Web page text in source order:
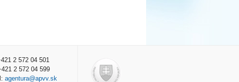
2 572 04 501
2 572 04 599
agentura@apvv.sk